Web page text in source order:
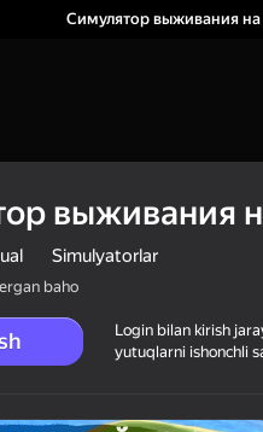
Симулятор выживания на
выживания
Simulyatorlar
baho
Login bilan kirish
yutuqlarni ishonchli